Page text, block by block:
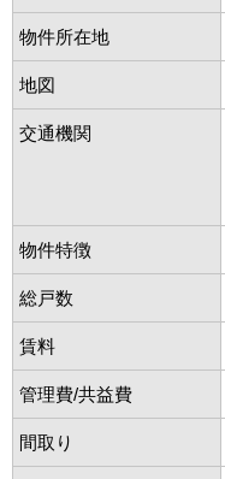
物件所在地
地図
交通機関
物件特徴
総戸数
賃料
管理費/共益費
間取り